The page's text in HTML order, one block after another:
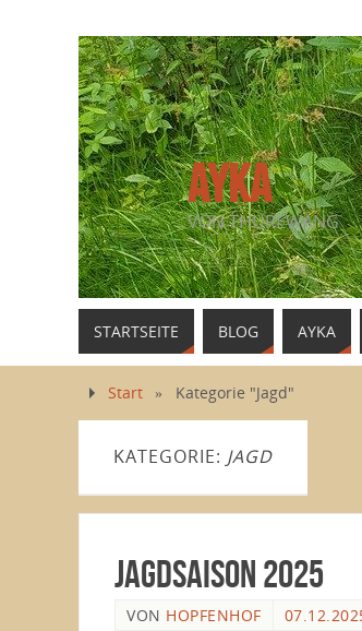
AYKA
VON THUREWANG
STARTSEITE BLOG AYKA
Start » Kategorie "Jagd"
KATEGORIE: JAGD
Jagdsaison 2025
VON HOPFENHOF